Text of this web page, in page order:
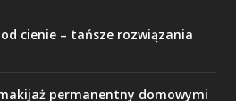
cienie – tańsze rozwiązania
permanentny domowymi